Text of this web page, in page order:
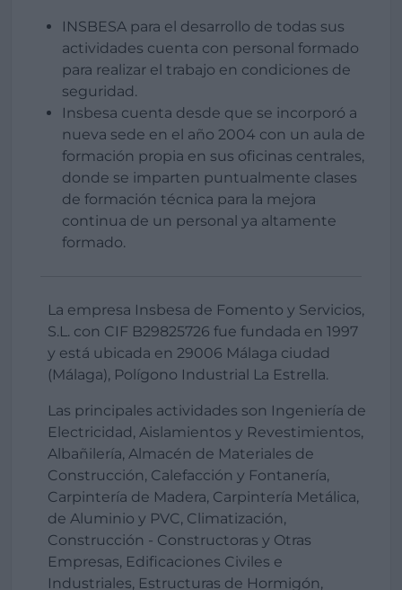
INSBESA para el desarrollo de todas sus
actividades cuenta con personal formado
para realizar el trabajo en condiciones de
seguridad.
Insbesa cuenta desde que se incorporó a
nueva sede en el año 2004 con un aula de
formación propia en sus oficinas centrales,
donde se imparten puntualmente clases
de formación técnica para la mejora
continua de un personal ya altamente
formado.
La empresa Insbesa de Fomento y Servicios,
S.L. con CIF B29825726 fue fundada en 1997
y está ubicada en 29006 Málaga ciudad
(Málaga), Polígono Industrial La Estrella.
Las principales actividades son Ingeniería de
Electricidad, Aislamientos y Revestimientos,
Albañilería, Almacén de Materiales de
Construcción, Calefacción y Fontanería,
Carpintería de Madera, Carpintería Metálica,
de Aluminio y PVC, Climatización,
Construcción - Constructoras y Otras
Empresas, Edificaciones Civiles e
Industriales, Estructuras de Hormigón,